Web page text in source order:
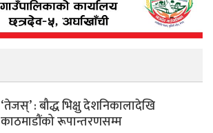
‘तेजस्’ : बौद्ध भिक्षु देशनिकालादेखि
काठमाडौंको रूपान्तरणसम्म